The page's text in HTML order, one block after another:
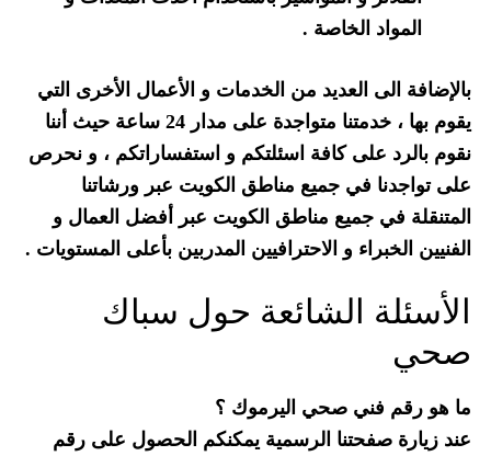
المواد الخاصة .
بالإضافة الى العديد من الخدمات و الأعمال الأخرى التي
يقوم بها ، خدمتنا متواجدة على مدار 24 ساعة حيث أننا
نقوم بالرد على كافة اسئلتكم و استفساراتكم ، و نحرص
على تواجدنا في جميع مناطق الكويت عبر ورشاتنا
المتنقلة في جميع مناطق الكويت عبر أفضل العمال و
الفنيين الخبراء و الاحترافيين المدربين بأعلى المستويات .
الأسئلة الشائعة حول سباك
صحي
ما هو رقم فني صحي اليرموك ؟
عند زيارة صفحتنا الرسمية يمكنكم الحصول على رقم